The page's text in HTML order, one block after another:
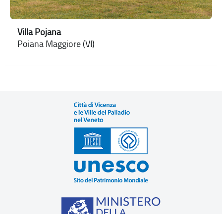
Villa Pojana
Poiana Maggiore (VI)